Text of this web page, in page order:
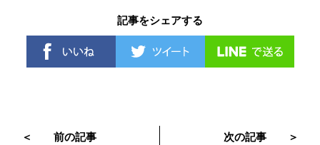
記事をシェアする
＜
前の記事
次の記事
＞